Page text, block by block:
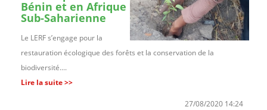
Bénin et en Afrique
Sub-Saharienne
Le LERF s’engage pour la
restauration écologique des forêts et la conservation de la
biodiversité....
Lire la suite >>
27/08/2020 14:24